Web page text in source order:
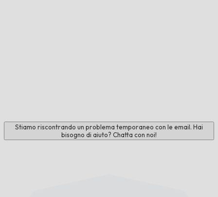
Stiamo riscontrando un problema temporaneo con le email. Hai
bisogno di aiuto? Chatta con noi!